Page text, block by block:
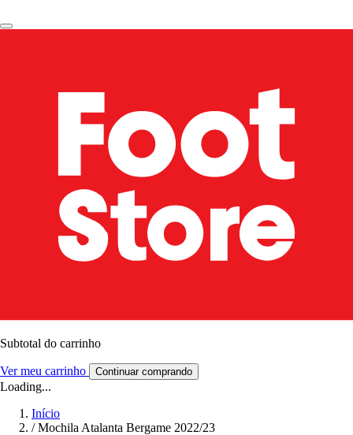
Subtotal do carrinho
Ver meu carrinho Continuar comprando
Loading...
Início
/ Mochila Atalanta Bergame 2022/23